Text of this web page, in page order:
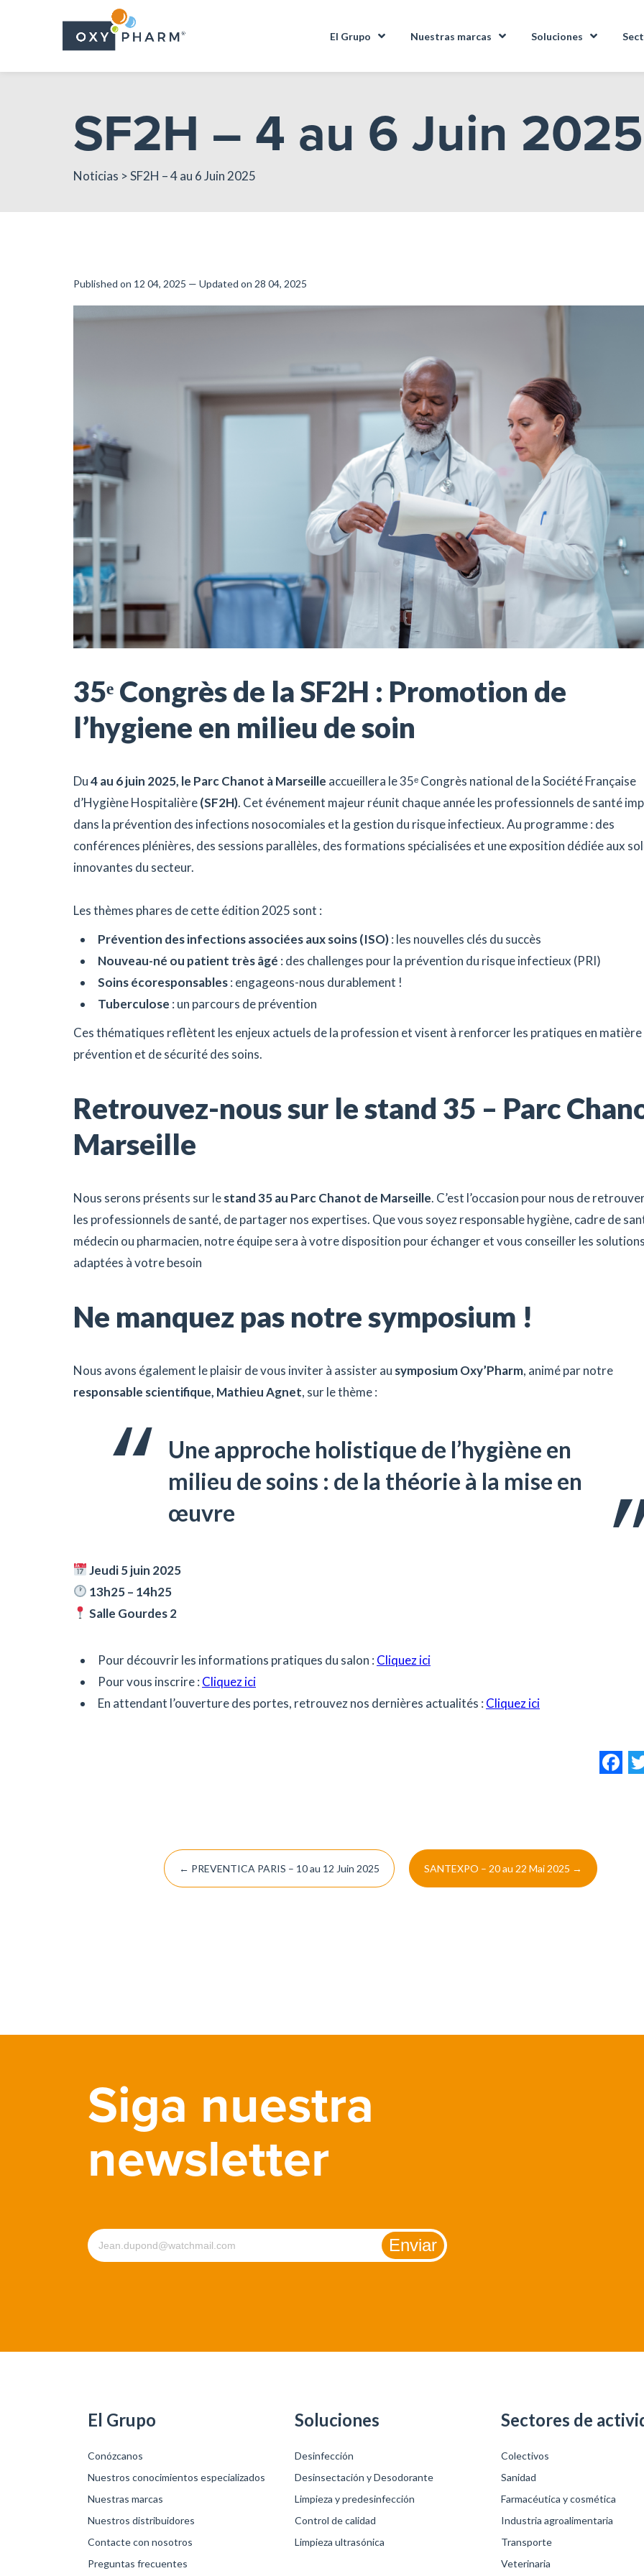
content
El Grupo Nuestras marcas Soluciones
SF2H – 4 au 6 Juin 2025
Noticias > SF2H – 4 au 6 Juin 2025
Published on 12 04, 2025 — Updated on 28 04, 2025
35ᵉ Congrès de la SF2H : Promotion de
l’hygiene en milieu de soin
Du4 au 6 juin 2025, le Parc Chanot à Marseille accueillera le 35ᵉ Congrès national de la Société Française
d’Hygiène Hospitalière(SF2H). Cet événement majeur réunit chaque année les professionnels de santé
dans la prévention des infections nosocomiales et la gestion du risque infectieux.Au programme : des
conférences plénières, des sessions parallèles, des formations spécialisées et une exposition dédiée aux
innovantes du secteur.
Les thèmes phares de cette édition 2025 sont :
Prévention des infections associées aux soins (ISO): les nouvelles clés du succès
Nouveau-né ou patient très âgé : des challenges pour la prévention du risque infectieux (PRI)
Soins écoresponsables: engageons-nous durablement !
Tuberculose : un parcours de prévention
Ces thématiques reflètent les enjeux actuels de la profession et visent à renforcer les pratiques en matière
prévention et de sécurité des soins.
Retrouvez-nous sur le stand 35 – Parc
Marseille
Nous serons présents sur lestand 35 au Parc Chanot de Marseille. C’est l’occasion pour nous de
les professionnels de santé, de partager nos expertises. Que vous soyez responsable hygiène, cadre de
médecin ou pharmacien, notre équipe sera à votre disposition pour échanger et vous conseiller les solutions
adaptées à votre besoin
Ne manquez pas notre symposium !
Nous avons également le plaisir de vous inviter à assister au symposium Oxy’Pharm, animé par notre
responsable scientifique, Mathieu Agnet, sur le thème :
Une approche holistique de l’hygiène en
milieu de soins : de la théorie à la mise en
œuvre
Jeudi 5 juin 2025
13h25 – 14h25
Salle Gourdes 2
Pour découvrir les informations pratiques du salon : Cliquez ici
Pour vous inscrire : Cliquez ici
En attendant l’ouverture des portes, retrouvez nos dernières actualités : Cliquez ici
← PREVENTICA PARIS – 10 au 12 Juin 2025 SANTEXPO – 20 au 22 Mai 2025 →
Siga nuestra
newsletter
El Grupo
Conózcanos
Nuestros conocimientos especializados
Nuestras marcas
Nuestros distribuidores
Contacte con nosotros
Preguntas frecuentes
Soluciones
Desinfección
Desinsectación y Desodorante
Limpieza y predesinfección
Control de calidad
Limpieza ultrasónica
Sectores de
Colectivos
Sanidad
Farmacéutica y cosmética
Industria agroalimentaria
Transporte
Veterinaria